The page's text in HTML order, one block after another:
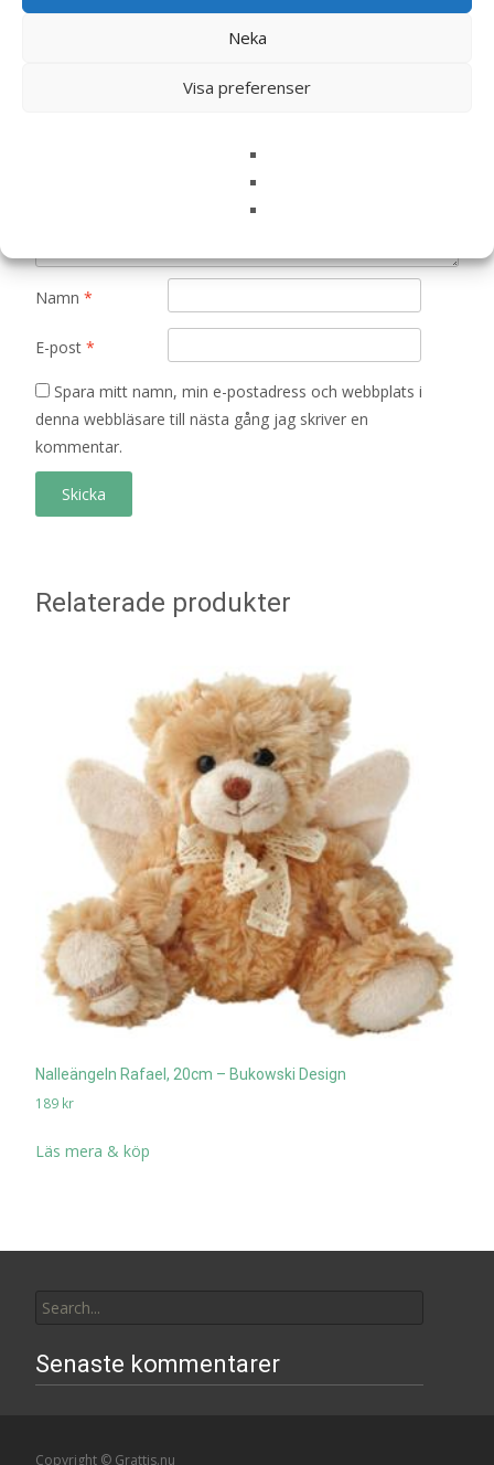
Neka
Visa preferenser
Din e-postadress kommer inte publiceras. Obligatoriska fält
Namn *
E-post *
Spara mitt namn, min e-postadress och webbplats i
denna webbläsare till nästa gång jag skriver en
kommentar.
Relaterade produkter
Nalleängeln Rafael, 20cm – Bukowski Design
189 kr
Läs mera & köp
for:
Senaste kommentarer
Copyright © Grattis.nu